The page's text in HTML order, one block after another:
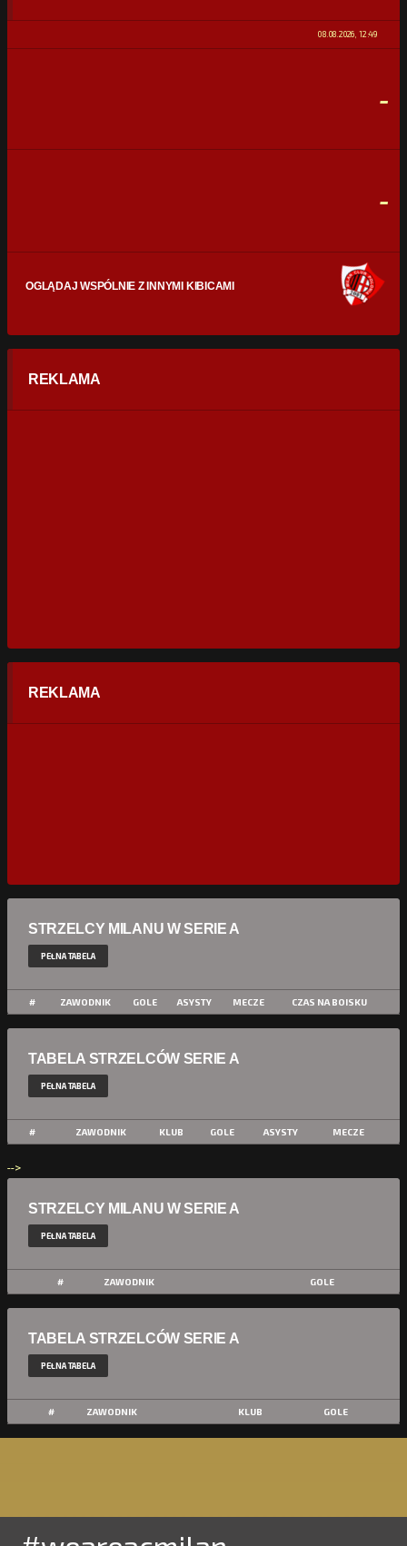
0% 100%
08.08.2026, 12:49
-
-
OGLĄDAJ WSPÓLNIE Z INNYMI KIBICAMI
REKLAMA
REKLAMA
STRZELCY MILANU W SERIE A
PEŁNA TABELA
# ZAWODNIK GOLE ASYSTY MECZE CZAS NA BOISKU
TABELA STRZELCÓW SERIE A
PEŁNA TABELA
# ZAWODNIK KLUB GOLE ASYSTY MECZE
-->
STRZELCY MILANU W SERIE A
PEŁNA TABELA
# ZAWODNIK GOLE
TABELA STRZELCÓW SERIE A
PEŁNA TABELA
# ZAWODNIK KLUB GOLE